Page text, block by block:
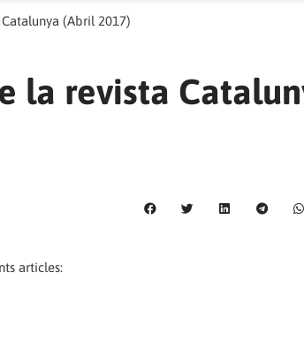
(Abril 2017)
la revista
articles: